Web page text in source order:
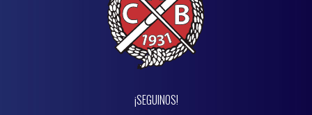
¡SEGUINOS!